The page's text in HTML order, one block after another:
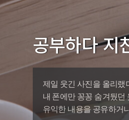
영자신문이 개인
엔토영어 학습앱 '
로 다시 태어났습니다.
🎉 세상에 단 하나
'Story Me' 오픈이벤트
우미 G1
서비스안내
회사소개
공부하다 지
제일 웃긴 사진을 올리랬
내 폰에만 꽁꽁 숨겨뒀던
유익한 내용을 공유하거